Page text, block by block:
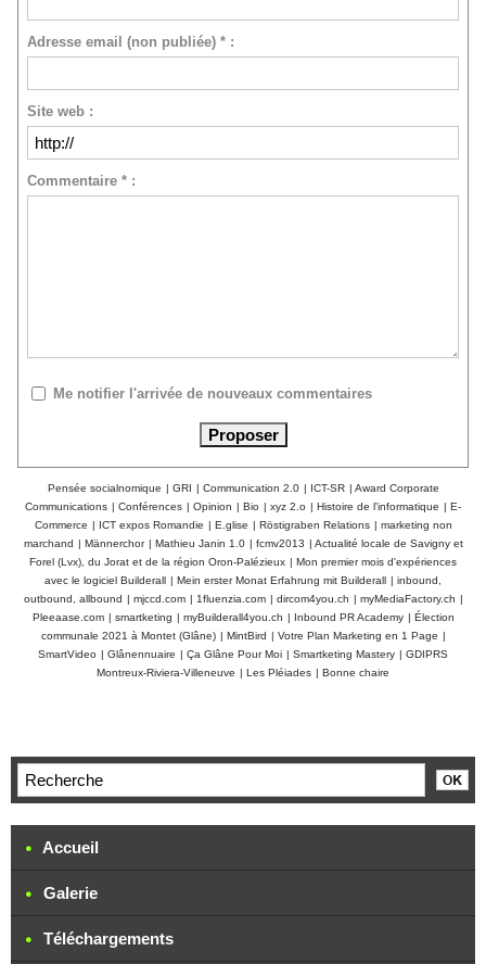
Adresse email (non publiée) * :
Site web :
Commentaire * :
Me notifier l'arrivée de nouveaux commentaires
Pensée socialnomique | GRI | Communication 2.0 | ICT-SR | Award Corporate
Communications | Conférences | Opinion | Bio | xyz 2.o | Histoire de l'informatique | E-
Commerce | ICT expos Romandie | E.glise | Röstigraben Relations | marketing non
marchand | Männerchor | Mathieu Janin 1.0 | fcmv2013 | Actualité locale de Savigny et
Forel (Lvx), du Jorat et de la région Oron-Palézieux | Mon premier mois d'expériences
avec le logiciel Builderall | Mein erster Monat Erfahrung mit Builderall | inbound,
outbound, allbound | mjccd.com | 1fluenzia.com | dircom4you.ch | myMediaFactory.ch |
Pleeaase.com | smartketing | myBuilderall4you.ch | Inbound PR Academy | Élection
communale 2021 à Montet (Glâne) | MintBird | Votre Plan Marketing en 1 Page |
SmartVideo | Glânennuaire | Ça Glâne Pour Moi | Smartketing Mastery | GDIPRS
Montreux-Riviera-Villeneuve | Les Pléiades | Bonne chaire
Accueil
Galerie
Téléchargements